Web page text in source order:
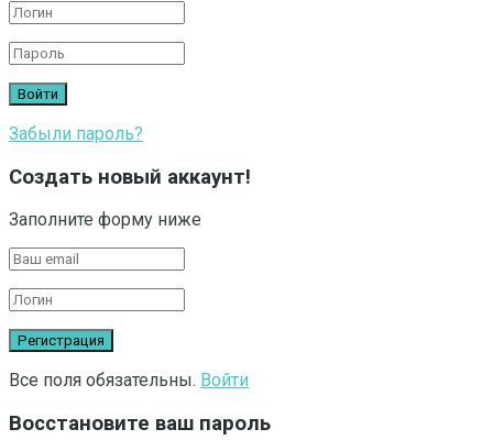
Забыли пароль?
Создать новый аккаунт!
Заполните форму ниже
Все поля обязательны. Войти
Восстановите ваш пароль